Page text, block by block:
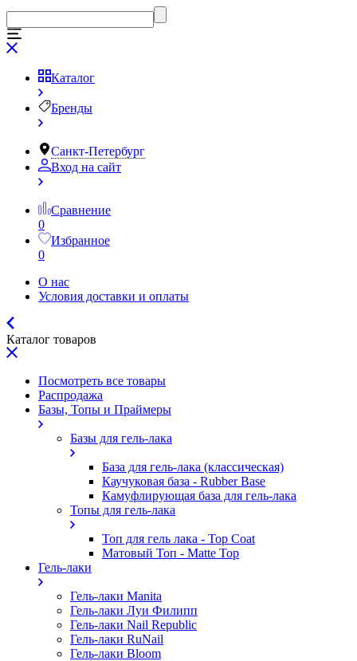
Каталог
Бренды
Санкт-Петербург
Вход на сайт
Сравнение
0
Избранное
0
О нас
Условия доставки и оплаты
Каталог товаров
Посмотреть все товары
Распродажа
Базы, Топы и Праймеры
Базы для гель-лака
База для гель-лака (классическая)
Каучуковая база - Rubber Base
Камуфлирующая база для гель-лака
Топы для гель-лака
Топ для гель лака - Top Coat
Матовый Топ - Matte Top
Гель-лаки
Гель-лаки Manita
Гель-лаки Луи Филипп
Гель-лаки Nail Republic
Гель-лаки RuNail
Гель-лаки Bloom